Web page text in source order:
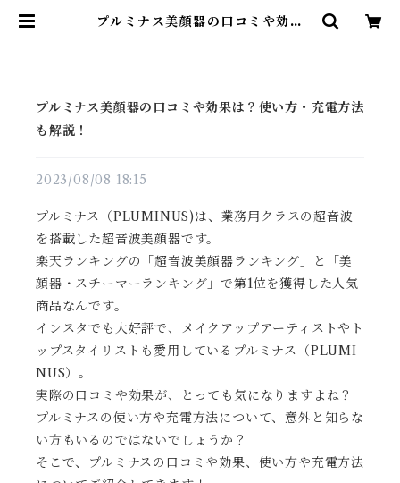
プルミナス美顔器の口コミや効果
プルミナス美顔器の口コミや効果は？使い方・充電方法
も解説！
2023/08/08 18:15
プルミナス（PLUMINUS)は、業務用クラスの超音波
を搭載した超音波美顔器です。
楽天ランキングの「超音波美顔器ランキング」と「美
顔器・スチーマーランキング」で第1位を獲得した人気
商品なんです。
インスタでも大好評で、メイクアップアーティストやト
ップスタイリストも愛用しているプルミナス（PLUMI
NUS）。
実際の口コミや効果が、とっても気になりますよね？
プルミナスの使い方や充電方法について、意外と知らな
い方もいるのではないでしょうか？
そこで、プルミナスの口コミや効果、使い方や充電方法